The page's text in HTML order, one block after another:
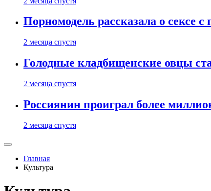
Порномодель рассказала о сексе
2 месяца спустя
Голодные кладбищенские овцы
2 месяца спустя
Россиянин проиграл более
2 месяца спустя
Главная
Культура